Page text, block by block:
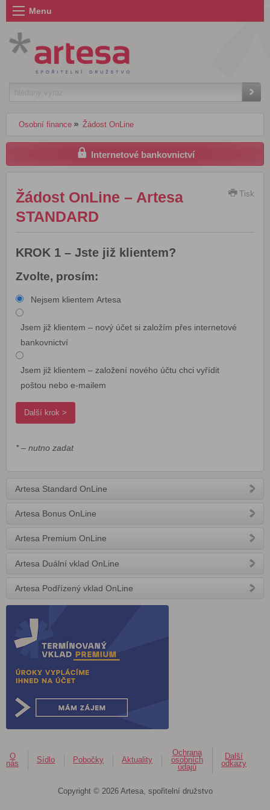
Menu
Osobní finance Žádost OnLine
Internetové bankovnictví
Tisk
Žádost OnLine – Artesa
STANDARD
KROK 1 – Jste již klientem?
Zvolte, prosím:
Nejsem klientem Artesa
Jsem již klientem – nový účet si založím přes internetové
bankovnictví
Jsem již klientem – založení nového účtu chci vyřídit
poštou nebo e-mailem
* – nutno zadat
Artesa Standard OnLine
Artesa Bonus OnLine
Artesa Premium OnLine
Artesa Duální vklad OnLine
Artesa Podřízený vklad OnLine
O
nás
Sídlo Pobočky Aktuality
Ochrana
osobních
údajů
Další
odkazy
Copyright © 2026 Artesa, spořitelní družstvo